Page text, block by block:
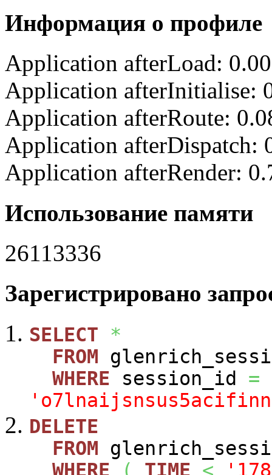
Информация о профиле
Application afterLoad:
Application afterInitialise:
Application afterRoute:
Application afterDispatch:
Application afterRender:
Использование памяти
26113336
Зарегистрировано
SELECT
*
FROM
WHERE session_id =
DELETE
FROM
WHERE
( TIME <